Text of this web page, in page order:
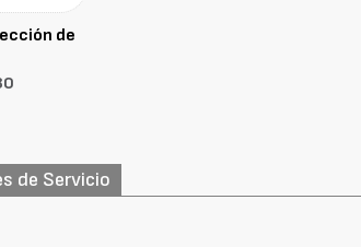
de
de Servicio